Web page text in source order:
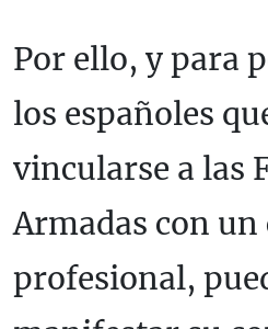
Por ello, y para
los españoles
vincularse a las
Armadas con un
profesional,